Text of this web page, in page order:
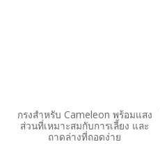
กรงสำหรับ Cameleon พร้อมแสง
ส่วนที่เหมาะสมกับการเลี้ยง และ
ถาดล่างที่ถอดง่าย